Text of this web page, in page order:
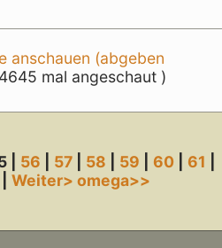
anschauen (abgeben
mal angeschaut )
| 56 57 58 59 60 61
|Weiter>omega>>